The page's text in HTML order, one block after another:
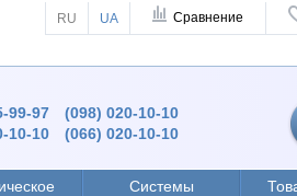
RU UA Сравнение
99-97
10-10
(098) 020-10-10
(066) 020-10-10
Системы